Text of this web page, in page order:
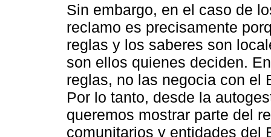
Sin embargo, en el caso de
reclamo es precisamente
reglas y los saberes son
son ellos quienes deciden.
reglas, no las negocia con el
Por lo tanto, desde la
queremos mostrar parte del
comunitarios y entidades del